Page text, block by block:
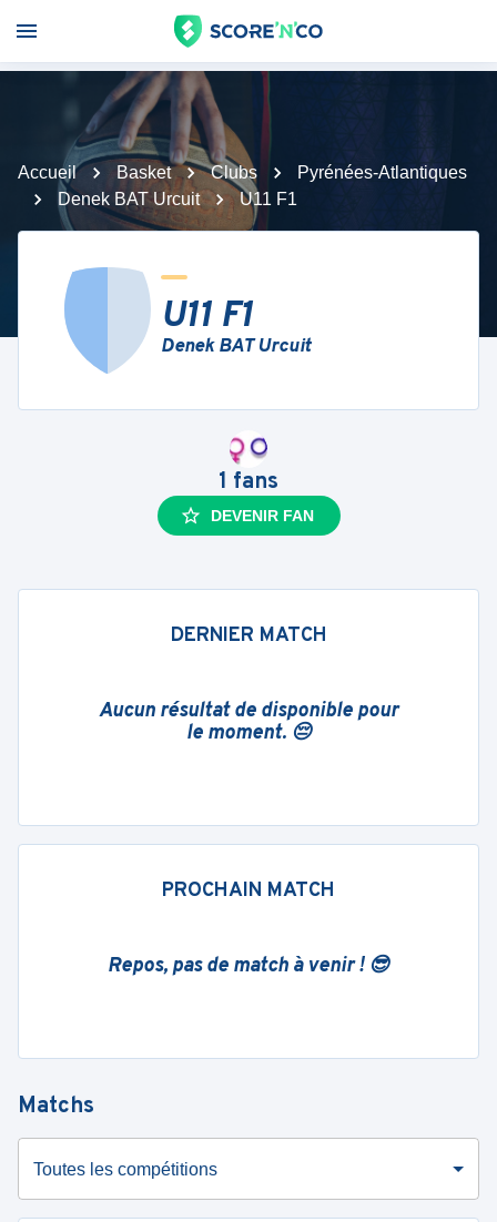
Accueil Basket Clubs
Pyrénées-Atlantiques
Denek BAT Urcuit
U11 F1
U11 F1
Denek BAT Urcuit
1 fans
DEVENIR FAN
DERNIER MATCH
Aucun résultat de disponible pour
le moment. 😔
PROCHAIN MATCH
Repos, pas de match à venir ! 😎
Matchs
Toutes les compétitions